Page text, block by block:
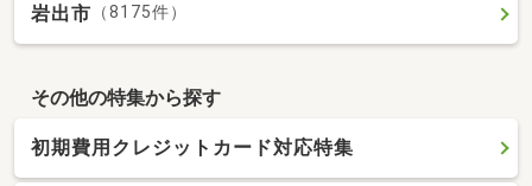
岩出市 （8175件）
その他の特集から探す
初期費用クレジットカード対応特集